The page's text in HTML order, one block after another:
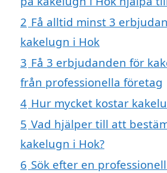
2 Få alltid minst 3
kakelugn i Hok
3 Få 3 erbjudanden för
från professionella företag
4 Hur mycket kostar
5 Vad hjälper till att
kakelugn i Hok?
6 Sök efter en